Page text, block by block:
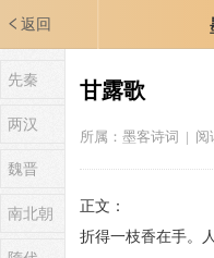
返回
先秦
两汉
魏晋
南北朝
甘露歌
所属： 墨客诗词 | 阅
正文：
折得一枝香在手。